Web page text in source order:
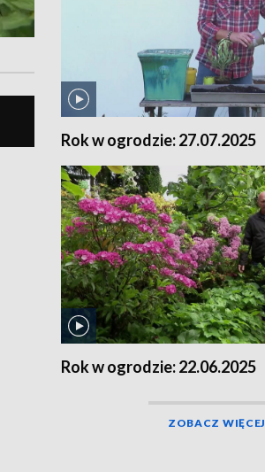
Rok w ogrodzie: 27.07.2025
Rok w ogrodzie: 22.06.2025
ZOBACZ WIĘCEJ